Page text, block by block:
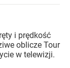
i prędkość
oblicze Tour
w telewizji.